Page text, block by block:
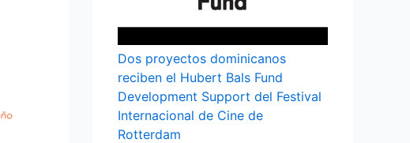
Dos proyectos dominicanos
reciben el Hubert Bals Fund
Development Support del Festival
Internacional de Cine de
Rotterdam